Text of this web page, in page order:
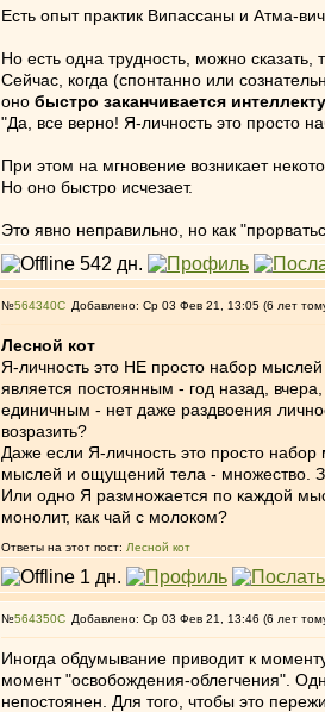
Есть опыт практик Випассаны и Атма-
Но есть одна трудность, можно сказать,
Сейчас, когда (спонтанно или
оно быстро заканчивается
"Да, все верно! Я-личность это просто
При этом на мгновение возникает
Но оно быстро исчезает.
Это явно неправильно, но как
№564340 Добавлено: Ср 03 Фев 21, 13:05 (6 лет
Лесной кот
Я-личность это НЕ просто набор
является постоянным - год назад,
единичным - нет даже раздвоения
возразить?
Даже если Я-личность это просто
мыслей и ощущений тела - множество.
Или одно Я размножается по каждой
монолит, как чай с молоком?
Ответы на этот пост: Лесной кот
№564350 Добавлено: Ср 03 Фев 21, 13:46 (6 лет
Иногда обдумывание приводит к
момент "освобождения-облегчения".
непостоянен. Для того, чтобы это